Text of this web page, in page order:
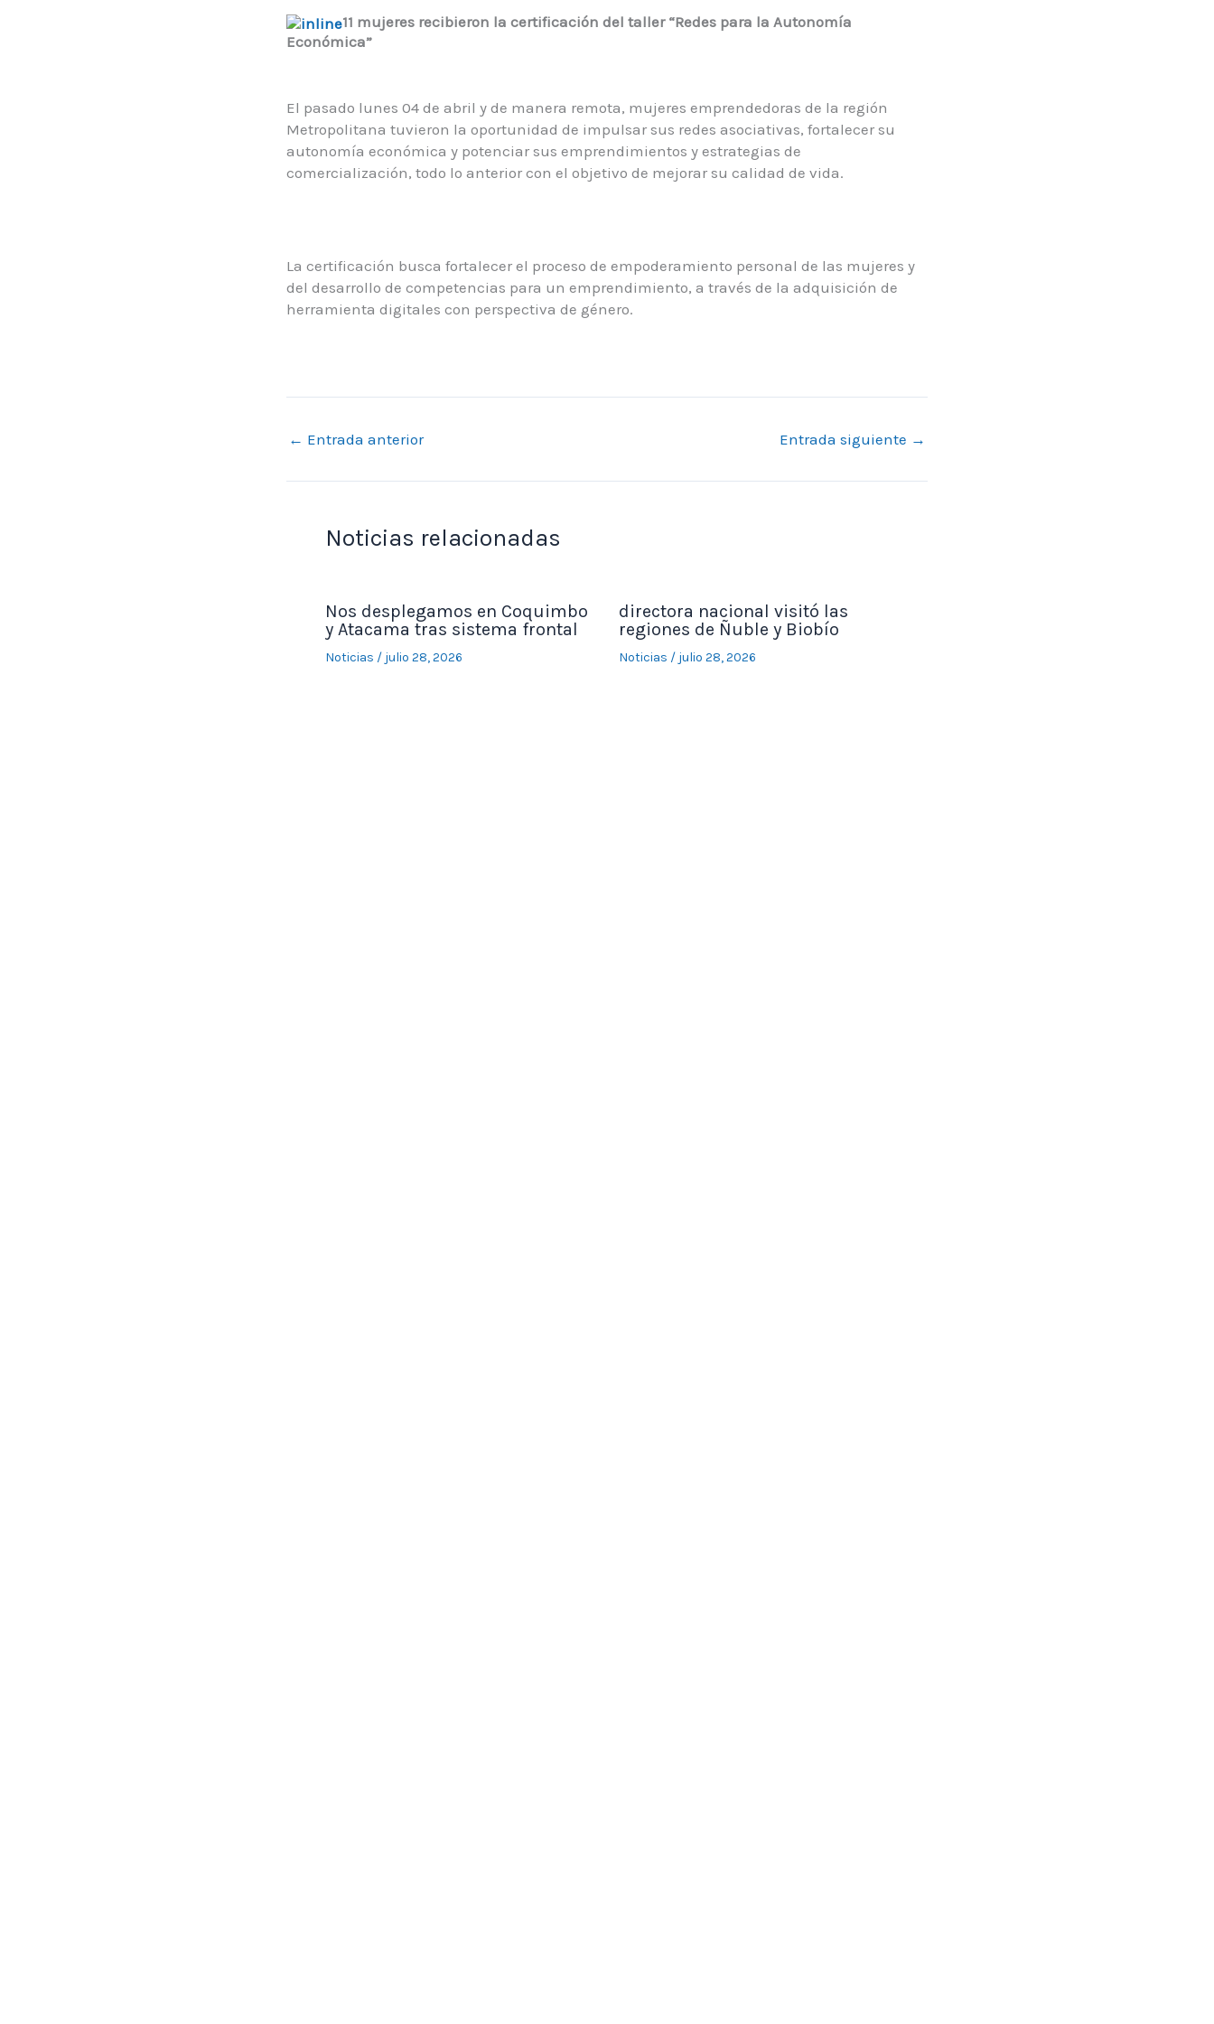
11 mujeres recibieron la certificación del taller “Redes para la Autonomía
Económica”
El pasado lunes 04 de abril y de manera remota, mujeres emprendedoras de la región
Metropolitana tuvieron la oportunidad de impulsar sus redes asociativas, fortalecer su
autonomía económica y potenciar sus emprendimientos y estrategias de
comercialización, todo lo anterior con el objetivo de mejorar su calidad de vida.
La certificación busca fortalecer el proceso de empoderamiento personal de las mujeres y
del desarrollo de competencias para un emprendimiento, a través de la adquisición de
herramienta digitales con perspectiva de género.
← Entrada anterior Entrada siguiente →
Noticias relacionadas
Nos desplegamos en Coquimbo
y Atacama tras sistema frontal
Noticias / julio 28, 2026
directora nacional visitó las
regiones de Ñuble y Biobío
Noticias / julio 28, 2026